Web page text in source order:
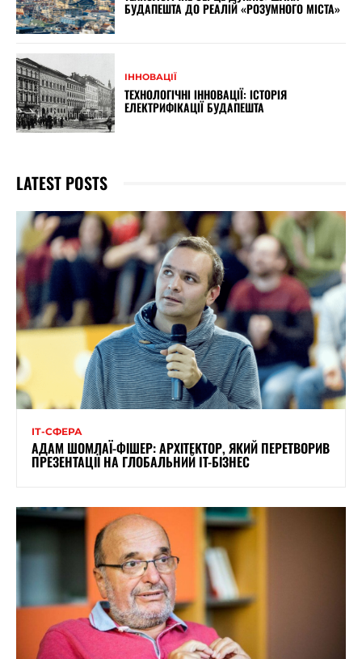
БУДАПЕШТА ДО РЕАЛІЙ «РОЗУМНОГО МІСТА»
ІННОВАЦІЇ
ТЕХНОЛОГІЧНІ ІННОВАЦІЇ: ІСТОРІЯ
ЕЛЕКТРИФІКАЦІЇ БУДАПЕШТА
LATEST POSTS
ІТ-СФЕРА
АДАМ ШОМЛАЇ-ФІШЕР: АРХІТЕКТОР, ЯКИЙ ПЕРЕТВОРИВ
ПРЕЗЕНТАЦІЇ НА ГЛОБАЛЬНИЙ IT-БІЗНЕС